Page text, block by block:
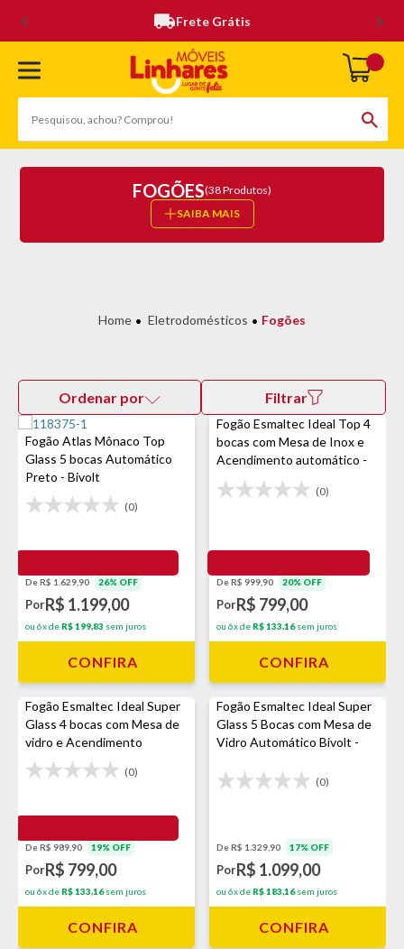
Frete Grátis
FOGÕES(38 Produtos)
SAIBA MAIS
Eletrodomésticos Fogões
Ordenar por Filtrar
Fogão Atlas Mônaco Top
Glass 5 bocas Automático
Preto - Bivolt
(0)
De R$ 1.629,90 26% OFF
PorR$ 1.199,00
ou 6x de R$ 199,83 sem juros
CONFIRA
Fogão Esmaltec Ideal Top 4
bocas com Mesa de Inox e
Acendimento automático -
Branco
(0)
De R$ 999,90 20% OFF
PorR$ 799,00
ou 6x de R$ 133,16sem juros
CONFIRA
Fogão Esmaltec Ideal Super
Glass 4 bocas com Mesa de
vidro e Acendimento
automático - Preto
(0)
De R$ 989,90 19% OFF
PorR$ 799,00
ou 6x de R$ 133,16sem juros
CONFIRA
Fogão Esmaltec Ideal Super
Glass 5 Bocas com Mesa de
Vidro Automático Bivolt -
(0)
De R$ 1.329,90 17% OFF
PorR$ 1.099,00
ou 6x de R$ 183,16sem juros
CONFIRA